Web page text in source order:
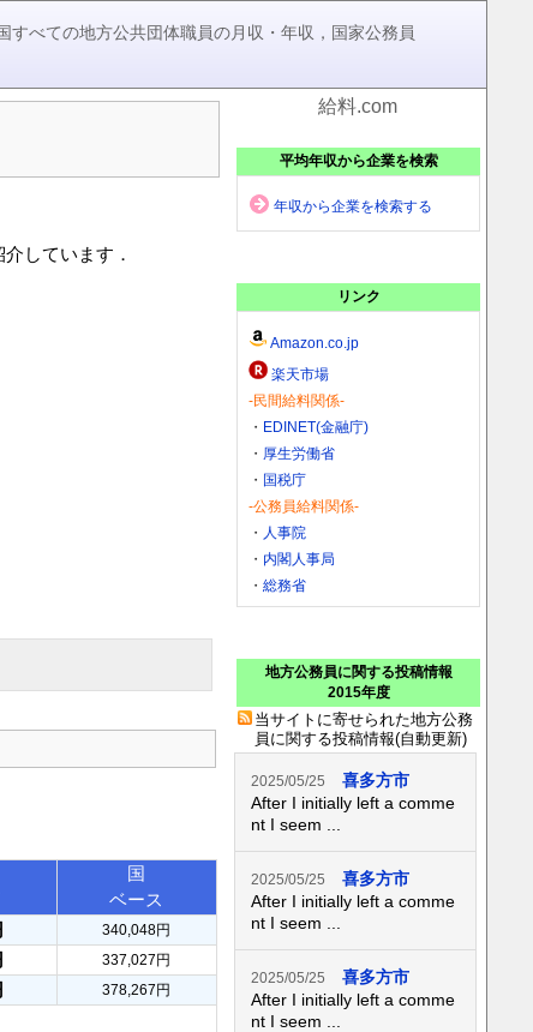
すべての地方公共団体職員の月収・年収，国家公務員
しています．
国
ベース
340,048円
337,027円
378,267円
給料.com
平均年収から企業を検索
年収から企業を検索する
リンク
Amazon.co.jp
楽天市場
-民間給料関係-
・ EDINET(金融庁)
・ 厚生労働省
・ 国税庁
-公務員給料関係-
・ 人事院
・ 内閣人事局
・総務省
地方公務員に関する投稿情報
2015年度
当サイトに寄せられた地方公務
員に関する投稿情報(自動更新)
2025/05/25
喜多方市
After I initially left a comme
nt I seem ...
2025/05/25
喜多方市
After I initially left a comme
nt I seem ...
2025/05/25
喜多方市
After I initially left a comme
nt I seem ...